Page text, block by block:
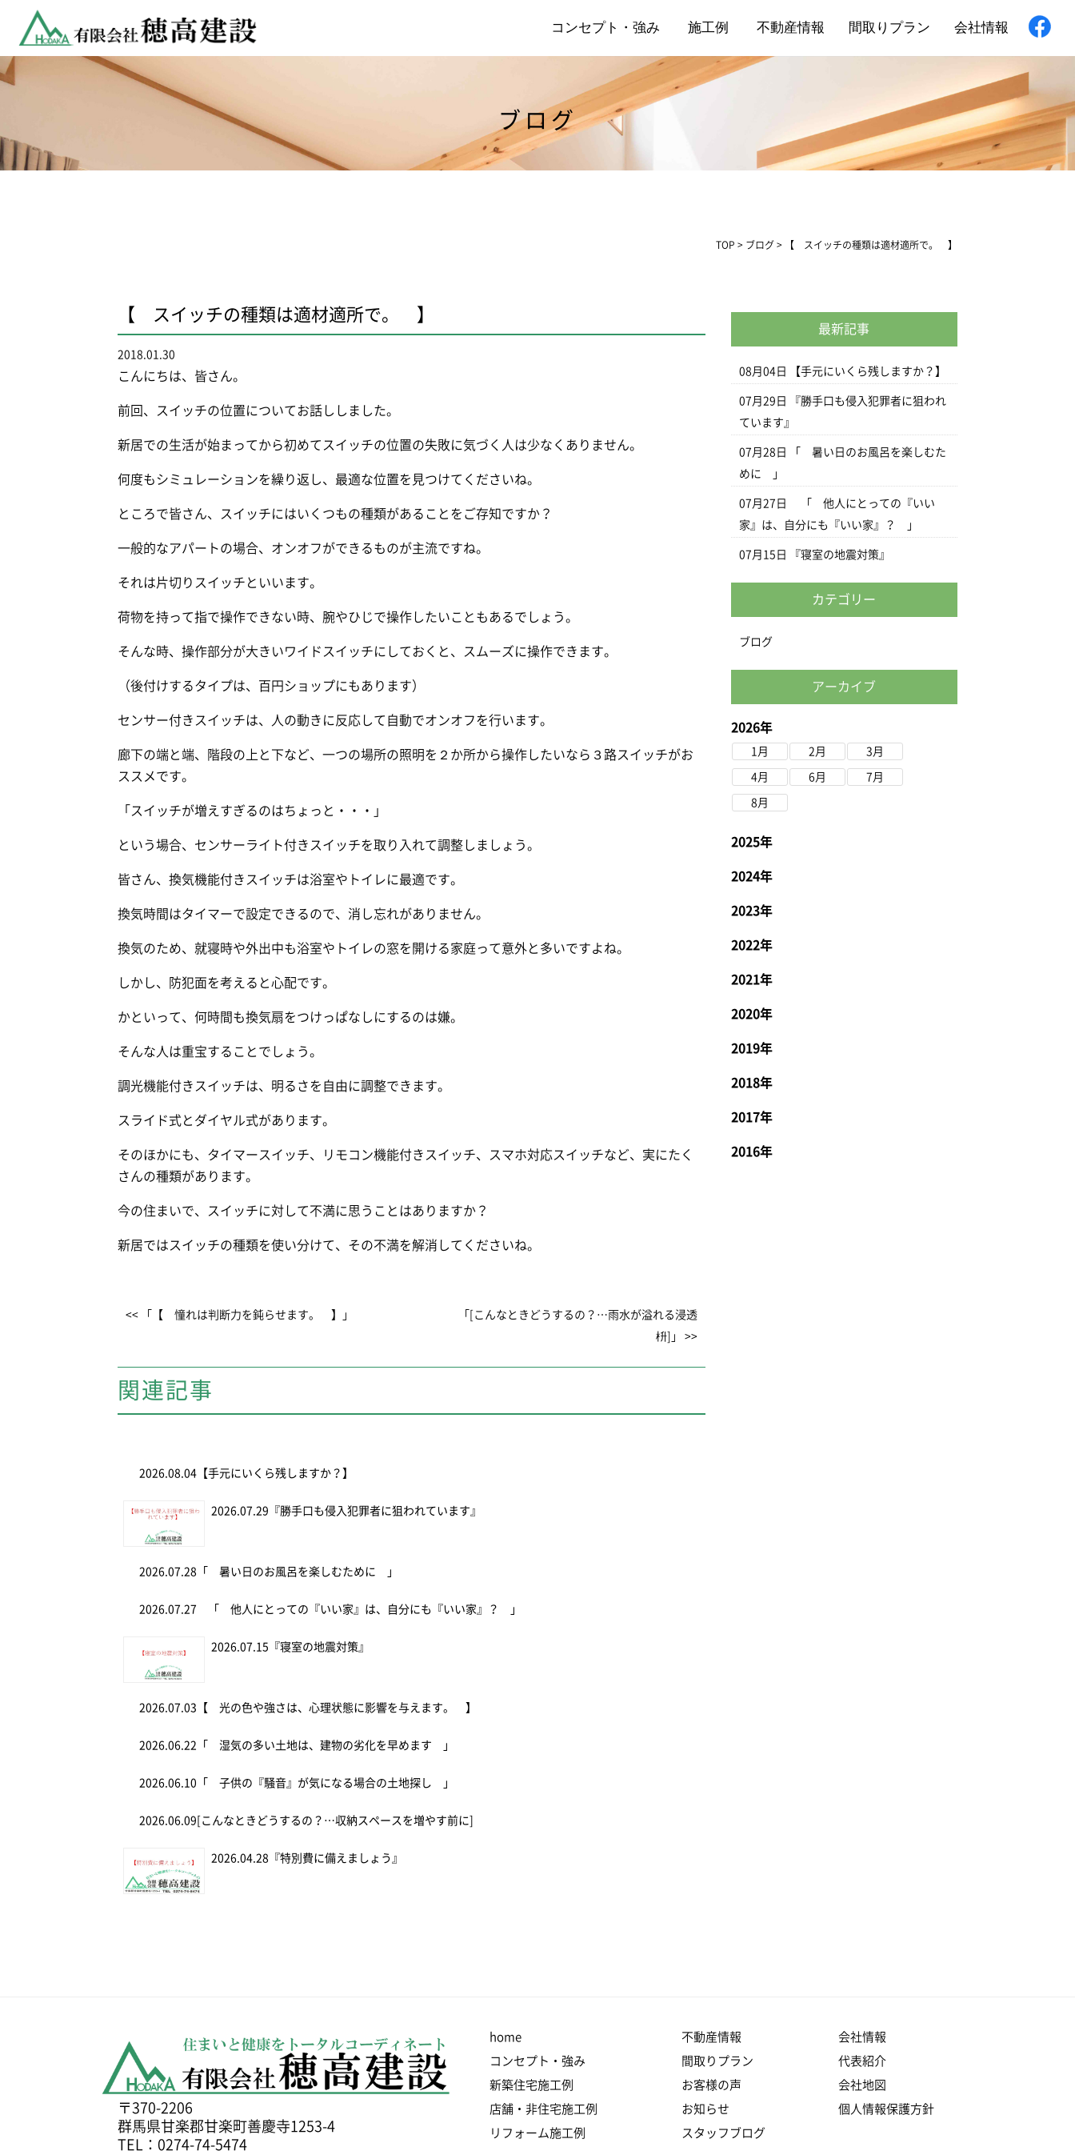
コンセプト・強み 施工例
新築住宅
不動産情報 間取りプラン 会社情報
ブログ
TOP > ブログ > 【 スイッチの種類は適材適所で。 】
【 スイッチの種類は適材適所で。 】
2018.01.30
こんにちは、皆さん。
前回、スイッチの位置についてお話ししました。
新居での生活が始まってから初めてスイッチの位置の失敗に気づく人は少なくありません。
何度もシミュレーションを繰り返し、最適な位置を見つけてくださいね。
ところで皆さん、スイッチにはいくつもの種類があることをご存知ですか？
一般的なアパートの場合、オンオフができるものが主流ですね。
それは片切りスイッチといいます。
荷物を持って指で操作できない時、腕やひじで操作したいこともあるでしょう。
そんな時、操作部分が大きいワイドスイッチにしておくと、スムーズに操作できます。
（後付けするタイプは、百円ショップにもあります）
センサー付きスイッチは、人の動きに反応して自動でオンオフを行います。
廊下の端と端、階段の上と下など、一つの場所の照明を２か所から操作したいなら３路スイッチがお
ススメです。
「スイッチが増えすぎるのはちょっと・・・」
という場合、センサーライト付きスイッチを取り入れて調整しましょう。
皆さん、換気機能付きスイッチは浴室やトイレに最適です。
換気時間はタイマーで設定できるので、消し忘れがありません。
換気のため、就寝時や外出中も浴室やトイレの窓を開ける家庭って意外と多いですよね。
しかし、防犯面を考えると心配です。
かといって、何時間も換気扇をつけっぱなしにするのは嫌。
そんな人は重宝することでしょう。
調光機能付きスイッチは、明るさを自由に調整できます。
スライド式とダイヤル式があります。
そのほかにも、タイマースイッチ、リモコン機能付きスイッチ、スマホ対応スイッチなど、実にたく
さんの種類があります。
今の住まいで、スイッチに対して不満に思うことはありますか？
新居ではスイッチの種類を使い分けて、その不満を解消してくださいね。
<< 「【 憧れは判断力を鈍らせます。 】」
「[こんなときどうするの？…雨水が溢れる浸透
枡]」 >>
関連記事
2026.08.04 【手元にいくら残しますか？】
2026.07.29 『勝手口も侵入犯罪者に狙われています』
2026.07.28 「 暑い日のお風呂を楽しむために 」
2026.07.27 「 他人にとっての『いい家』は、自分にも『いい家』？ 」
2026.07.15 『寝室の地震対策』
2026.07.03 【 光の色や強さは、心理状態に影響を与えます。 】
2026.06.22 「 湿気の多い土地は、建物の劣化を早めます 」
2026.06.10 「 子供の『騒音』が気になる場合の土地探し 」
2026.06.09 [こんなときどうするの？…収納スペースを増やす前に]
2026.04.28 『特別費に備えましょう』
最新記事
08月04日 【手元にいくら残しますか？】
07月29日
『勝手口も侵入犯罪者に狙われ
ています』
07月28日
「 暑い日のお風呂を楽しむた
めに 」
07月27日
「 他人にとっての『いい
家』は、自分にも『いい家』？ 」
07月15日 『寝室の地震対策』
カテゴリー
ブログ
アーカイブ
2026年
1月 2月 3月
4月 6月 7月
8月
2025年
2024年
2023年
2022年
2021年
2020年
2019年
2018年
2017年
2016年
home
コンセプト・強み
新築住宅施工例
店舗・非住宅施工例
リフォーム施工例
不動産情報
間取りプラン
お客様の声
お知らせ
スタッフブログ
会社情報
代表紹介
会社地図
個人情報保護方針
〒370-2206
群馬県甘楽郡甘楽町善慶寺1253-4
TEL：0274-74-5474